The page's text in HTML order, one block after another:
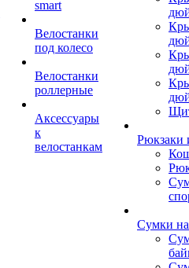
smart
Велостанки
под колесо
Велостанки
роллерные
Аксессуары
к
велостанкам
Рюкзаки
Сумки